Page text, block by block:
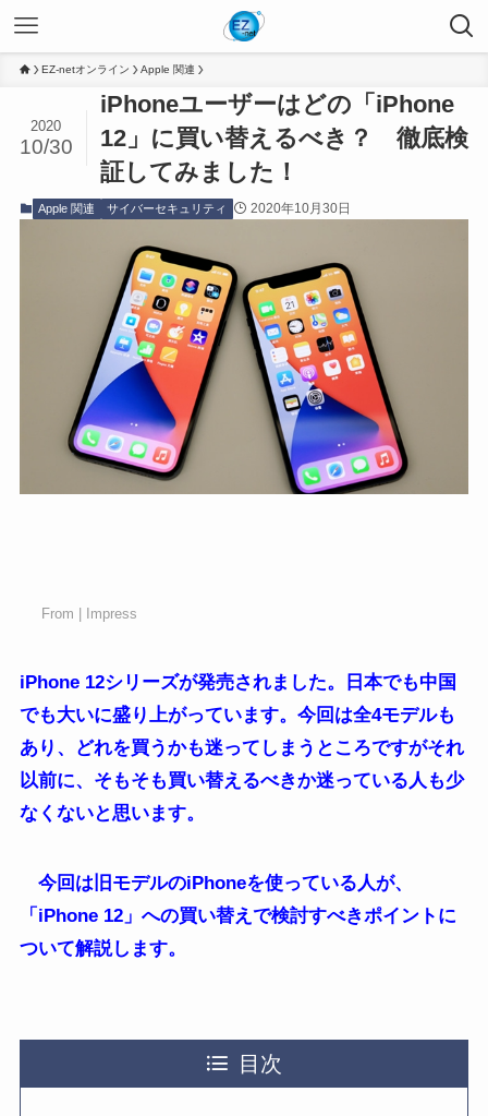
EZ-netオンライン Apple 関連
iPhoneユーザーはどの「iPhone
12」に買い替えるべき？ 徹底検
証してみました！
2020
10/30
Apple 関連 サイバーセキュリティ 2020年10月30日
From | Impress
iPhone 12シリーズが発売されました。日本でも中国
でも大いに盛り上がっています。今回は全4モデルも
あり、どれを買うかも迷ってしまうところですがそれ
以前に、そもそも買い替えるべきか迷っている人も少
なくないと思います。
今回は旧モデルのiPhoneを使っている人が、
「iPhone 12」への買い替えで検討すべきポイントに
ついて解説します。
目次